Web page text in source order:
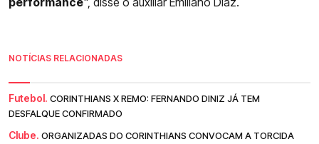
NOTÍCIAS RELACIONADAS
Futebol. CORINTHIANS X REMO: FERNANDO DINIZ JÁ TEM
DESFALQUE CONFIRMADO
Clube. ORGANIZADAS DO CORINTHIANS CONVOCAM A TORCIDA